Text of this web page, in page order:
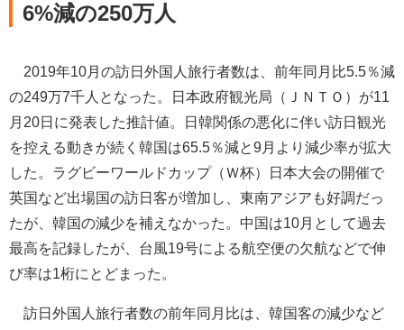
6%減の250万人
2019年10月の訪日外国人旅行者数は、前年同月比5.5％減
の249万7千人となった。日本政府観光局（ＪＮＴＯ）が11
月20日に発表した推計値。日韓関係の悪化に伴い訪日観光
を控える動きが続く韓国は65.5％減と9月より減少率が拡大
した。ラグビーワールドカップ（Ｗ杯）日本大会の開催で
英国など出場国の訪日客が増加し、東南アジアも好調だっ
たが、韓国の減少を補えなかった。中国は10月として過去
最高を記録したが、台風19号による航空便の欠航などで伸
び率は1桁にとどまった。
訪日外国人旅行者数の前年同月比は、韓国客の減少など